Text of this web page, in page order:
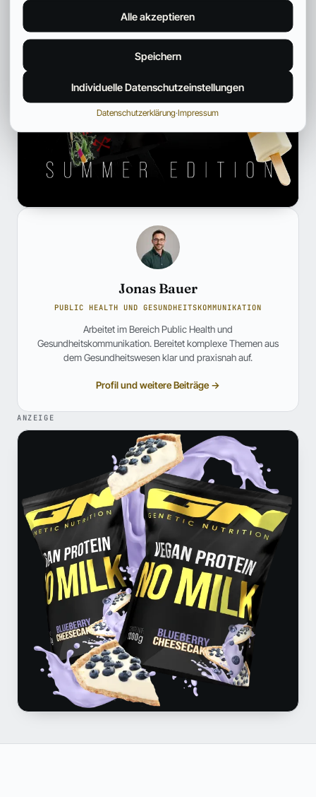
Jonas Bauer
PUBLIC HEALTH UND GESUNDHEITSKOMMUNIKATION
Arbeitet im Bereich Public Health und
Gesundheitskommunikation. Bereitet komplexe Themen aus
dem Gesundheitswesen klar und praxisnah auf.
Profil und weitere Beiträge →
ANZEIGE
Alle akzeptieren
Speichern
Individuelle Datenschutzeinstellungen
Datenschutzerklärung·Impressum